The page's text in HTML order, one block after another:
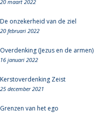
20 maart 2022
De onzekerheid van de ziel
20 februari 2022
Overdenking (Jezus en de armen)
16 januari 2022
Kerstoverdenking Zeist
25 december 2021
Grenzen van het ego